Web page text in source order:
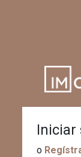
Iniciar
o